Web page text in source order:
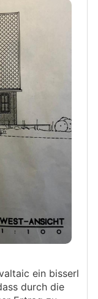
ein bisserl
durch die